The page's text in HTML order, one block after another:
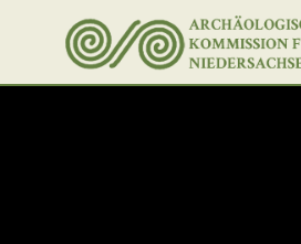
Unter dem Inhalt